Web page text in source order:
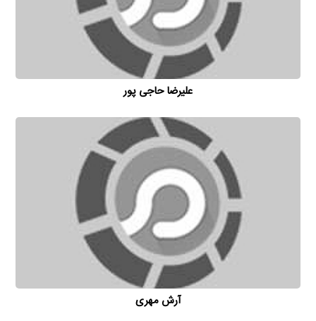
علیرضا حاجی پور
آرش مهری